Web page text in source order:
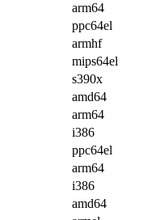
arm64
ppc64el
armhf
mips64el
s390x
amd64
arm64
i386
ppc64el
arm64
i386
amd64